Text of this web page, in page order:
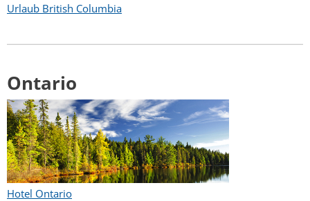
Urlaub British Columbia
Ontario
Hotel Ontario